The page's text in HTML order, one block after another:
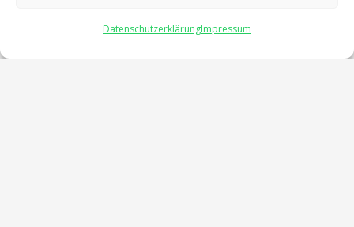
DatenschutzerklärungImpressum